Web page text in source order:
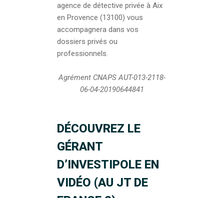
agence de détective privée à Aix
en Provence (13100) vous
accompagnera dans vos
dossiers privés ou
professionnels.
Agrément CNAPS AUT-013-2118-
06-04-20190644841
DÉCOUVREZ LE
GÉRANT
D’INVESTIPOLE EN
VIDÉO (AU JT DE